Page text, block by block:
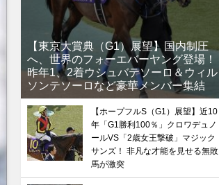
【東京大賞典（G1）展望】国内制圧
へ、世界のフォーエバーヤング登場！
昨年1、2着ウシュバテソーロ＆ウィル
ソンテソーロなど豪華メンバー集結
【ホープフルS（G1）展望】近10
年「G1勝利100％」クロワデュノ
ールVS「2歳女王撃破」マジック
サンズ！ 非凡な才能を見せる無敗
馬が激突